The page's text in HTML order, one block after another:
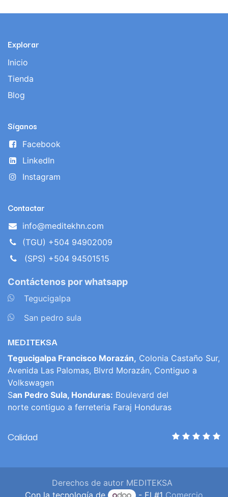
Explorar
Inicio
Tienda
Blog
Síganos
Facebook
LinkedIn
Instagram
Contactar
info@meditekhn.com
(TGU) +504 94902009
(SPS) +504 94501515
Contáctenos por whatsapp
Tegucigalpa
San pedro sula
MEDITEKSA
Tegucigalpa Francisco Morazán, Colonia Castaño Sur,
Avenida Las Palomas, Blvrd Morazán, Contiguo a
Volkswagen
San Pedro Sula, Honduras: Boulevard del
norte contiguo a ferreteria Faraj Honduras
Calidad
Derechos de autor MEDITEKSA
Con la tecnología de
- El #1 Comercio